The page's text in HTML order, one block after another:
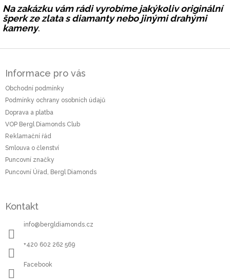
Na zakázku vám rádi vyrobíme jakýkoliv originální
šperk ze zlata s diamanty nebo jinými drahými
kameny.
Informace pro vás
Obchodní podmínky
Podmínky ochrany osobních údajů
Doprava a platba
VOP Bergl Diamonds Club
Reklamační řád
Smlouva o členství
Puncovní značky
Puncovní Úřad, Bergl Diamonds
Kontakt
info@ bergldiamonds.cz
+420 602 262 569
Facebook